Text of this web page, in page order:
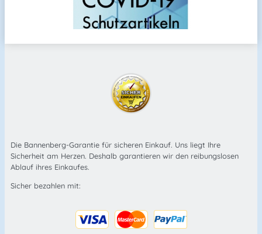
Die Bannenberg-Garantie für sicheren Einkauf. Uns liegt Ihre
Sicherheit am Herzen. Deshalb garantieren wir den reibungslosen
Ablauf ihres Einkaufes.
Sicher bezahlen mit: